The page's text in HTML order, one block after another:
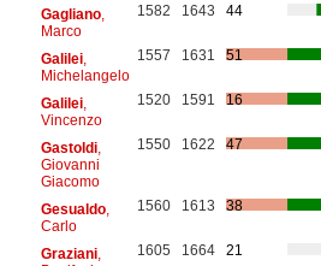
Gagliano,
Marco
1582 1643 44
Galilei,
Michelangelo
1557 1631 51
Galilei,
Vincenzo
1520 1591 16
Gastoldi,
Giovanni
Giacomo
1550 1622 47
Gesualdo,
Carlo
1560 1613 38
Graziani,
1605 1664 21